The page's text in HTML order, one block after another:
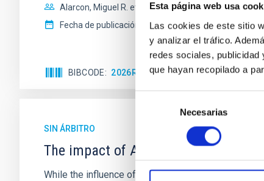
Esta página web usa
Las cookies de este sitio
y analizar el tráfico.
redes sociales, publicidad
que hayan recopilado a
consentimiento
Necesarias
Alarcon, Miguel R. et al.
Fecha de publicación:
5 2026
BIBCODE 2026RNAAS..10..143A NÚMERO
SIN ÁRBITRO
The impact of Active Galactic Nuclei
While the influence of supermassive black hole